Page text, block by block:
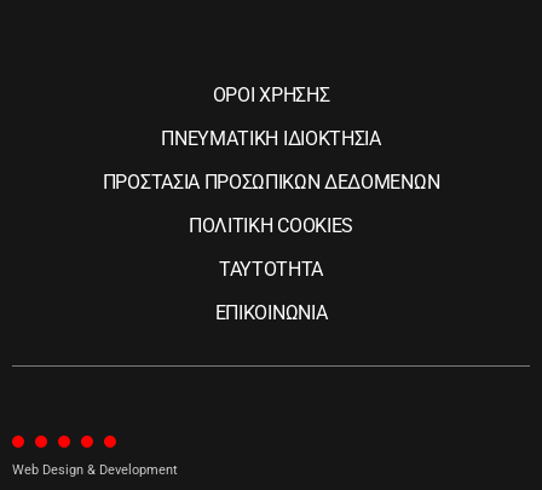
ΟΡΟΙ ΧΡΗΣΗΣ
ΠΝΕΥΜΑΤΙΚΗ ΙΔΙΟΚΤΗΣΙΑ
ΠΡΟΣΤΑΣΙΑ ΠΡΟΣΩΠΙΚΩΝ ΔΕΔΟΜΕΝΩΝ
ΠΟΛΙΤΙΚΗ COOKIES
ΤΑΥΤΟΤΗΤΑ
ΕΠΙΚΟΙΝΩΝΙΑ
Web Design & Development